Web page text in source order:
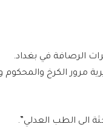
الرصافة في بغداد.
الى الطب العدلي”.